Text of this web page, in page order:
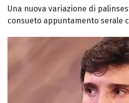
Una nuova variazione di
consueto appuntamento serale